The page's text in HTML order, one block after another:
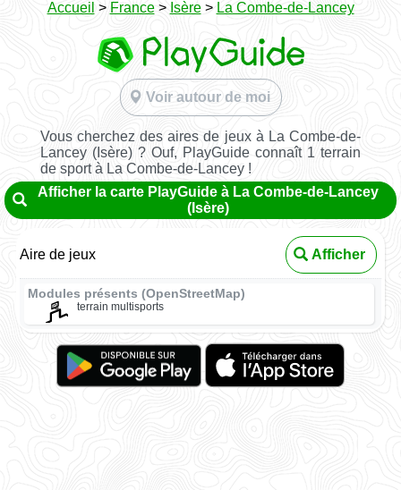
Accueil > France> Isère> La Combe-de-Lancey
Voir autour de moi
Vous cherchez des aires de jeux à La Combe-de-
Lancey (Isère) ? Ouf, PlayGuide connaît 1 terrain
de sport à La Combe-de-Lancey !
Afficher la carte PlayGuide à La Combe-de-Lancey
(Isère)
Aire de jeux Afficher
Modules présents (OpenStreetMap)
terrain multisports